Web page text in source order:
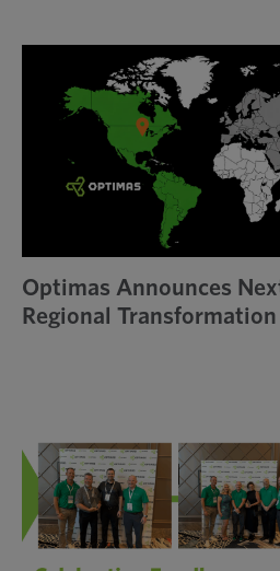
Optimas Announces
Regional Transformation